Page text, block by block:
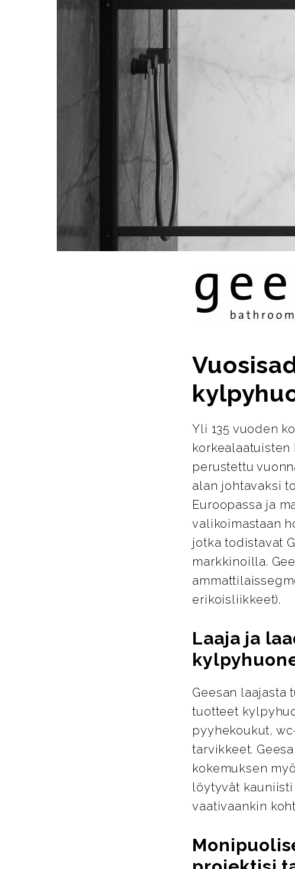
Yli 135 vuoden
perustettu
alan johtavaksi
Euroopassa ja
valikoimastaan
jotka todistavat
markkinoilla.
erikoisliikkeet).
Laaja ja
Geesan
tuotteet
pyyhekoukut,
tarvikkeet.
kokemuksen
löytyvät
vaativaankin